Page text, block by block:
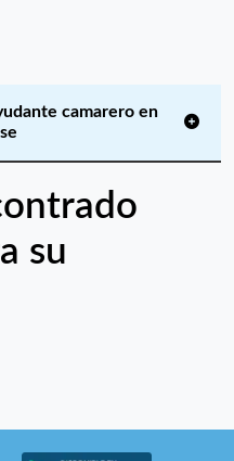
camarero en
su